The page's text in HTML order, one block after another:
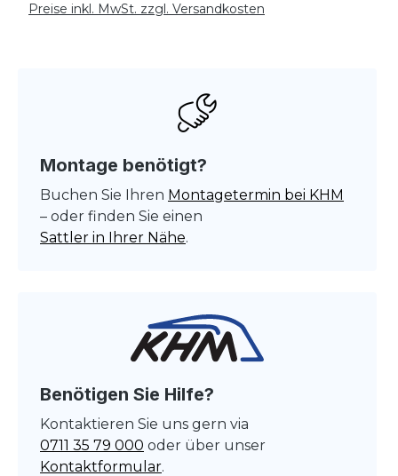
Preise inkl. MwSt. zzgl. Versandkosten
Montage benötigt?
Buchen Sie Ihren Montagetermin bei KHM
– oder finden Sie einen
Sattler in Ihrer Nähe.
Benötigen Sie Hilfe?
Kontaktieren Sie uns gern via
0711 35 79 000 oder über unser
Kontaktformular.